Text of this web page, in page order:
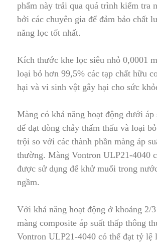
phẩm này trải qua quá trình kiểm tra
bởi các chuyên gia để đảm bảo chất
năng lọc tốt nhất.
Kích thước khe lọc siêu nhỏ 0,0001
loại bỏ hơn 99,5% các tạp chất hữu
hại và vi sinh vật gây hại cho sức
Màng có khả năng hoạt động dưới áp
để đạt dòng chảy thấm thấu và loại
trội so với các thành phần màng áp
thường. Màng Vontron ULP21-4040
được sử dụng để khử muối trong
ngầm.
Với khả năng hoạt động ở khoảng 2/3
màng composite áp suất thấp thông
Vontron ULP21-4040 có thể đạt tỷ lệ